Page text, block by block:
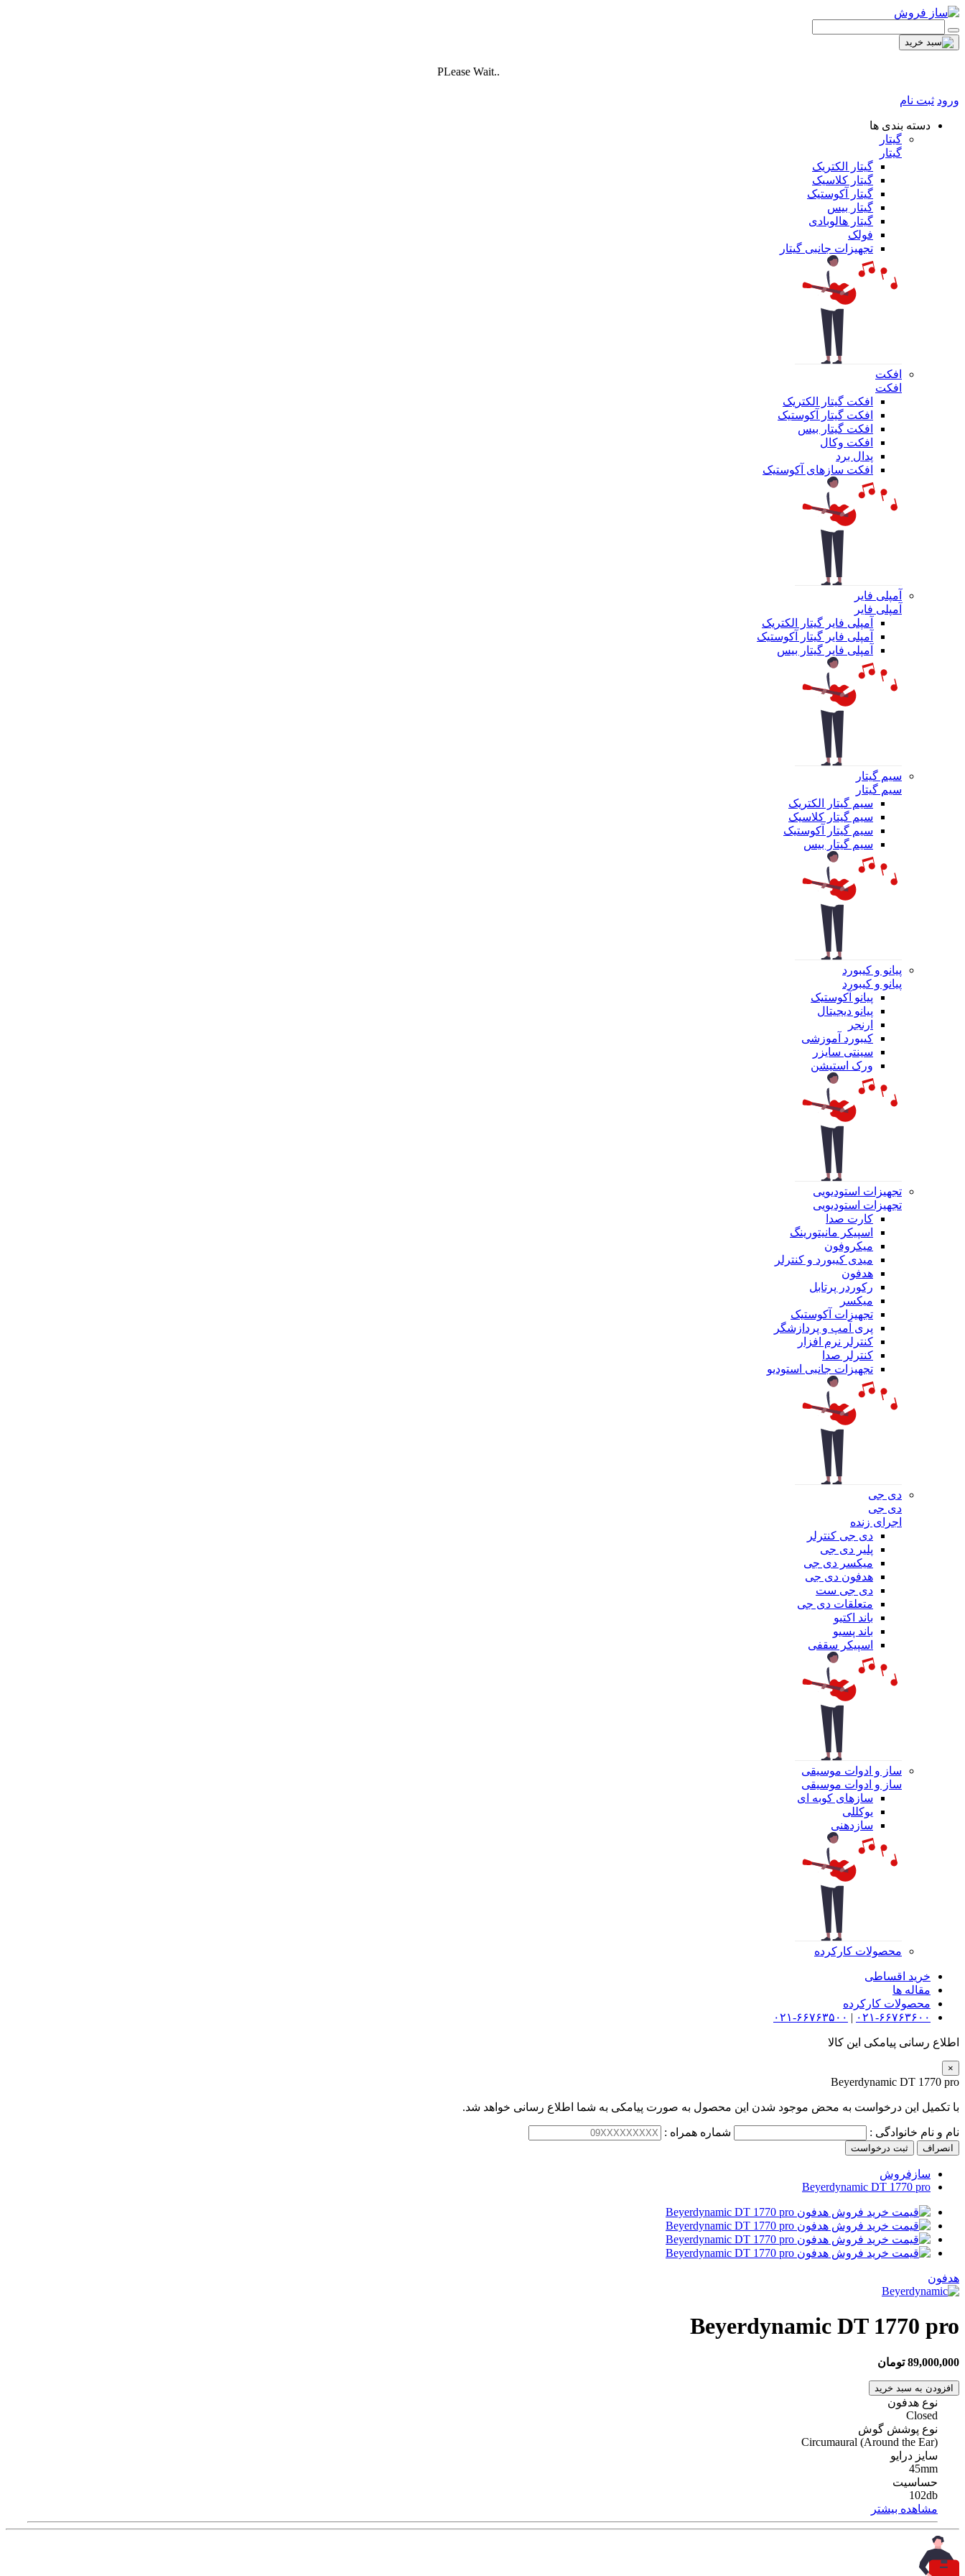
PLease Wait..
ورود ثبت نام
دسته بندی ها
گیتار
گیتار
گیتار الکتریک
گیتار کلاسیک
گیتار آکوستیک
گیتار بیس
گیتار هالوبادی
فولک
تجهیزات جانبی گیتار
افکت
افکت
افکت گیتار الکتریک
افکت گیتار آکوستیک
افکت گیتار بیس
افکت وکال
پدال برد
افکت سازهای آکوستیک
آمپلی فایر
آمپلی فایر
آمپلی فایر گیتار الکتریک
آمپلی فایر گیتار آکوستیک
آمپلی فایر گیتار بیس
سیم گیتار
سیم گیتار
سیم گیتار الکتریک
سیم گیتار کلاسیک
سیم گیتار آکوستیک
سیم گیتار بیس
پیانو و کیبورد
پیانو و کیبورد
پیانو آکوستیک
پیانو دیجیتال
ارنجر
کیبورد آموزشی
سینتی سایزر
ورک استیشن
تجهیزات استودیویی
تجهیزات استودیویی
کارت صدا
اسپیکر مانیتورینگ
میکروفون
میدی کیبورد و کنترلر
هدفون
رکوردر پرتابل
میکسر
تجهیزات آکوستیک
پری آمپ و پردازشگر
کنترلر نرم افزار
کنترلر صدا
تجهیزات جانبی استودیو
دی جی
دی جی
اجرای زنده
دی جی کنترلر
پلیر دی جی
میکسر دی جی
هدفون دی جی
دی جی ست
متعلقات دی جی
باند اکتیو
باند پسیو
اسپیکر سقفی
ساز و ادوات موسیقی
ساز و ادوات موسیقی
سازهای کوبه ای
یوکللی
سازدهنی
محصولات کارکرده
خرید اقساطی
مقاله ها
محصولات کارکرده
۰۲۱-۶۶۷۶۳۶۰۰ | ۰۲۱-۶۶۷۶۳۵۰۰
اطلاع رسانی پیامکی این کالا
×
Beyerdynamic DT 1770 pro
با تکمیل این درخواست به محض موجود شدن این محصول به صورت پیامکی به شما اطلاع رسانی خواهد شد.
نام و نام خانوادگی : شماره همراه :
انصراف ثبت درخواست
سازفروش
Beyerdynamic DT 1770 pro
هدفون
Beyerdynamic DT 1770 pro
89,000,000 تومان
افزودن به سبد خرید
نوع هدفون
Closed
نوع پوشش گوش
Circumaural (Around the Ear)
سایز درایو
45mm
حساسیت
102db
مشاهده بیشتر